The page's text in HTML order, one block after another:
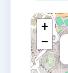
+
−